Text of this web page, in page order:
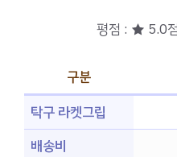
평점 : ★ 5.0
구분
탁구 라켓그립
배송비